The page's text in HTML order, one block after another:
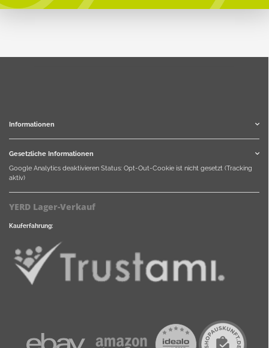
Informationen
Gesetzliche Informationen
Google Analytics deaktivieren Status: Opt-Out-Cookie ist nicht gesetzt (Tracking
aktiv)
YERD Lager-Verkauf
Kauferfahrung: